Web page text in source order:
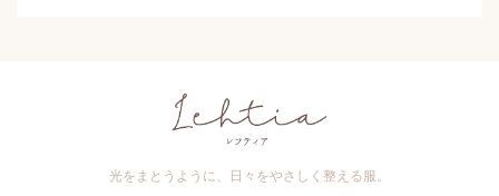
光をまとうように、日々をやさしく整える服。